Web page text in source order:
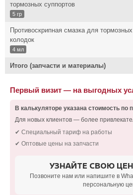
тормозных суппортов
5 гр
Противоскрипная смазка для тормозных
колодок
4 мл
Итого (запчасти и материалы)
Первый визит — на выгодных
В калькуляторе указана стоимость по
Для новых клиентов — более
✔ Специальный тариф на работы
✔ Оптовые цены на запчасти
УЗНАЙТЕ СВОЮ
Позвоните нам или напишите в
персональную